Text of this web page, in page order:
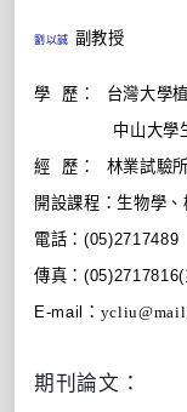
劉以誠 副教授
學 歷： 台灣大學
中山大學
經
歷： 林業試驗
開設課程：生物學
電話：(05)2717489
傳真：(05)2717816(
E-mail ：
期刊論文：